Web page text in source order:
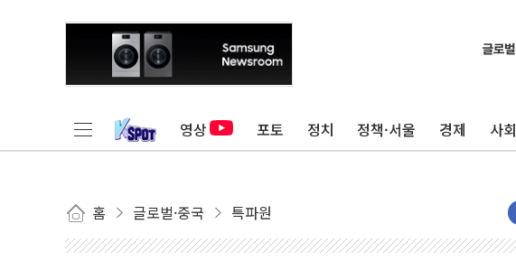
영상 포토 정치 정책·서울 경제 사회
홈 글로벌·중국 특파원